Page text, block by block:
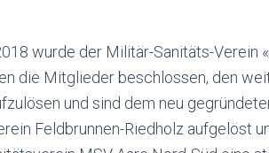
wurde der Militär-Sanitäts-Verein
die Mitglieder beschlossen, den
und sind dem neu
Feldbrunnen-Riedholz aufgelöst